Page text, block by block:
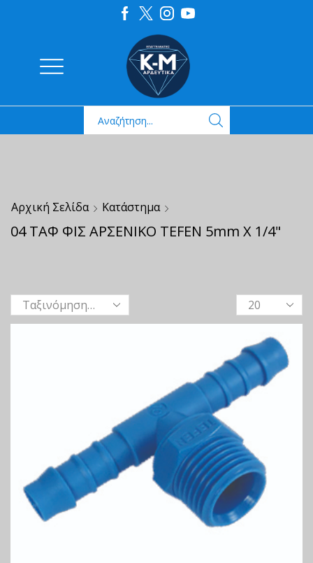
Αρχική Σελίδα Κατάστημα
04 ΤΑΦ ΦΙΣ ΑΡΣΕΝΙΚΟ TEFEN 5mm X 1/4"